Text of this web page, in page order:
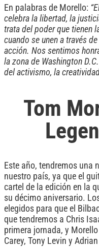
En palabras de Morello:
celebra la libertad, la
trata del poder que tienen
cuando se unen a través
acción. Nos sentimos
la zona de Washington
del activismo, la
Tom
Este año, tendremos una
nuestro país, ya que el
cartel de la edición en la
su décimo aniversario.
elegidos para que el
que tendremos a Chris
primera jornada, y
Carey, Tony Levin y